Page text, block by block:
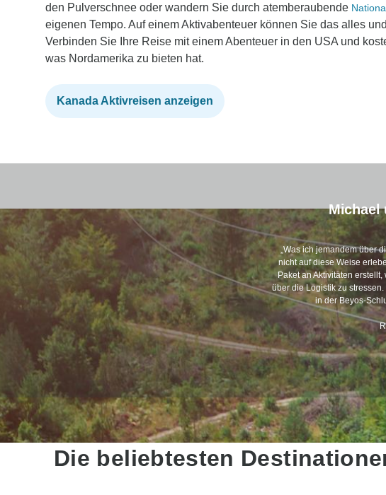
den Pulverschnee oder wandern Sie durch atemberaubende
eigenen Tempo. Auf einem Aktivabenteuer können Sie das alles
Verbinden Sie Ihre Reise mit einem Abenteuer in den USA und
was Nordamerika zu bieten hat.
Kanada Aktivreisen anzeigen
Michael
„Was ich jemandem über
nicht auf diese Weise
Paket an Aktivitäten
über die Logistik zu
in der Beyos-
Die beliebtesten